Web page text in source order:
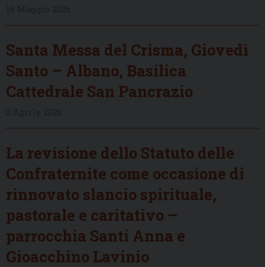
Santa Messa del Crisma, Giovedì
Santo – Albano, Basilica
Cattedrale San Pancrazio
La revisione dello Statuto delle
Confraternite come occasione di
rinnovato slancio spirituale,
pastorale e caritativo –
parrocchia Santi Anna e
Gioacchino Lavinio